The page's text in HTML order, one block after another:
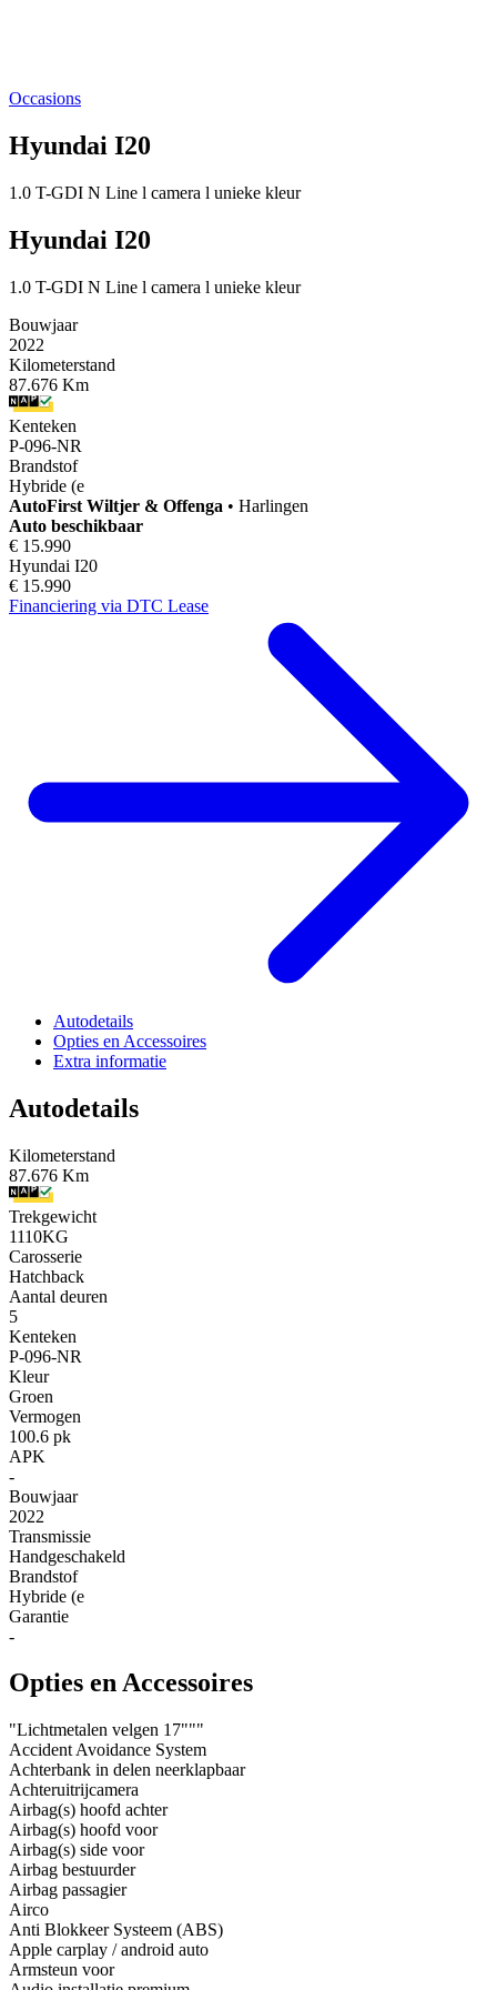
Occasions
Hyundai I20
1.0 T-GDI N Line l camera l unieke kleur
Hyundai I20
1.0 T-GDI N Line l camera l unieke kleur
Bouwjaar
2022
Kilometerstand
87.676 Km
Kenteken
P-096-NR
Brandstof
Hybride (e
AutoFirst Wiltjer & Offenga • Harlingen
Auto beschikbaar
€ 15.990
Hyundai I20
€ 15.990
Financiering via DTC Lease
Autodetails
Opties en Accessoires
Extra informatie
Autodetails
Kilometerstand
87.676 Km
Trekgewicht
1110KG
Carosserie
Hatchback
Aantal deuren
5
Kenteken
P-096-NR
Kleur
Groen
Vermogen
100.6 pk
APK
-
Bouwjaar
2022
Transmissie
Handgeschakeld
Brandstof
Hybride (e
Garantie
-
Opties en Accessoires
"Lichtmetalen velgen 17"""
Accident Avoidance System
Achterbank in delen neerklapbaar
Achteruitrijcamera
Airbag(s) hoofd achter
Airbag(s) hoofd voor
Airbag(s) side voor
Airbag bestuurder
Airbag passagier
Airco
Anti Blokkeer Systeem (ABS)
Apple carplay / android auto
Armsteun voor